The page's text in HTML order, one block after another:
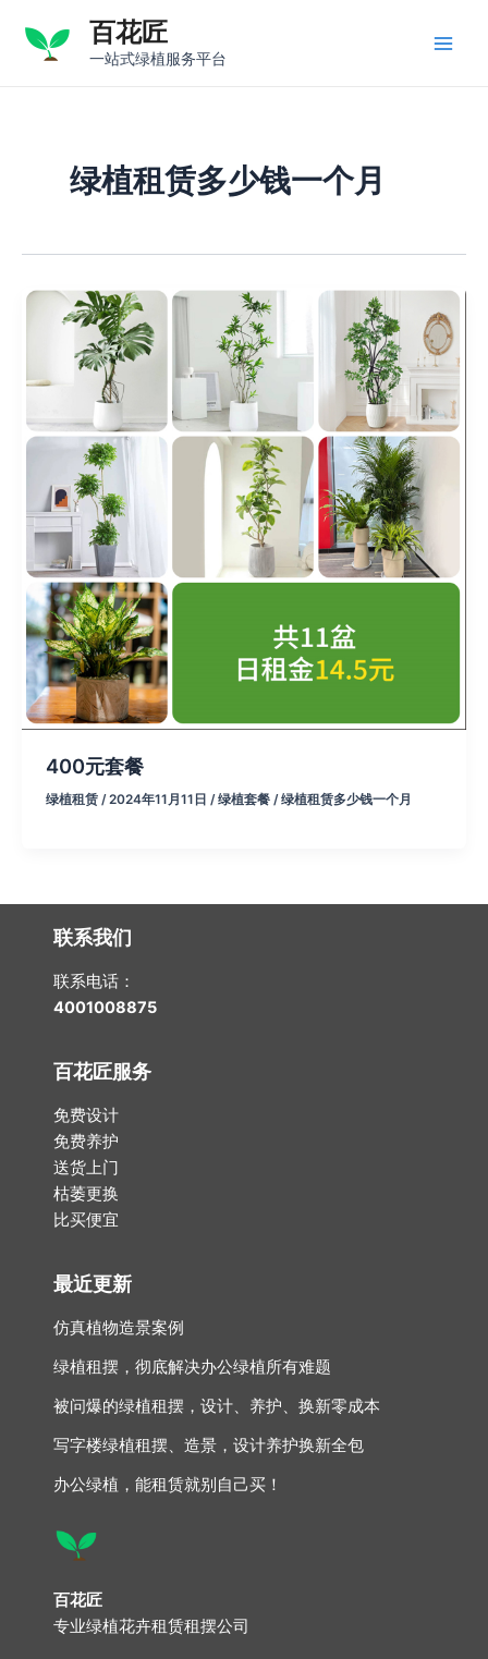
百花匠
一站式绿植服务平台
绿植租赁多少钱一个月
400元套餐
绿植租赁 /2024年11月11日 /绿植套餐/绿植租赁多少钱一个月
联系我们
联系电话：
4001008875
百花匠服务
免费设计
免费养护
送货上门
枯萎更换
比买便宜
最近更新
仿真植物造景案例
绿植租摆，彻底解决办公绿植所有难题
被问爆的绿植租摆，设计、养护、换新零成本
写字楼绿植租摆、造景，设计养护换新全包
办公绿植，能租赁就别自己买！
百花匠
专业绿植花卉租赁租摆公司